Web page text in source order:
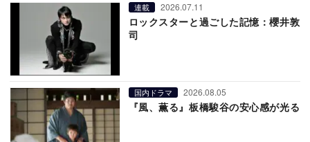
連載 2026.07.11
ロックスターと過ごした記憶：櫻井敦
司
国内ドラマ 2026.08.05
『風、薫る』板橋駿谷の安心感が光る